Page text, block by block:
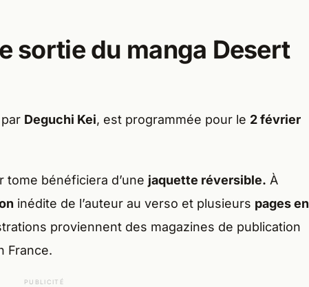
sortie du manga Desert
Deguchi Kei, est programmée pour le 2 février
tome bénéficiera d’une jaquette réversible. À
inédite de l’auteur au verso et plusieurs pages en
proviennent des magazines de publication
France.
PUBLICITÉ